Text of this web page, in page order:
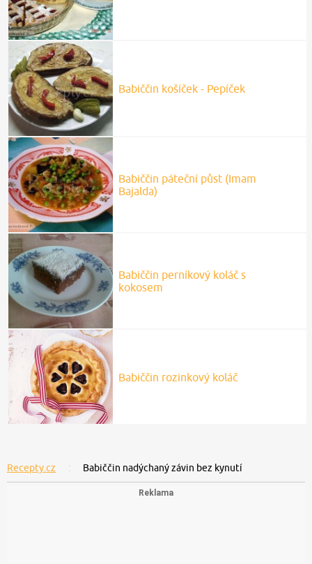
Babiččin košíček - Pepíček
Babiččin páteční půst (Imam
Bajalda)
Babiččin perníkový koláč s
kokosem
Babiččin rozinkový koláč
Recepty.cz Babiččin nadýchaný závin bez kynutí